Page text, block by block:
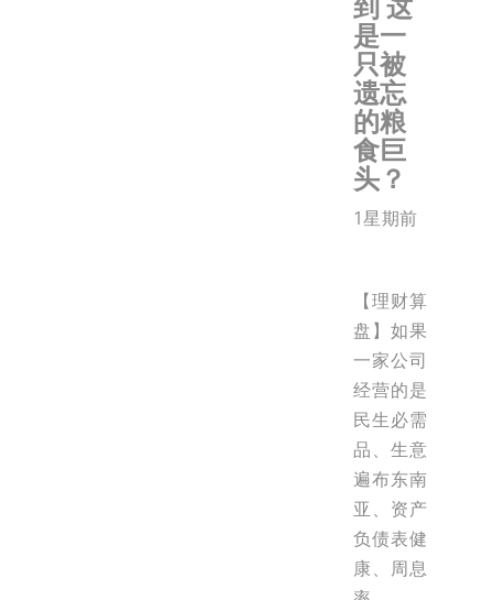
是一
只被
遗忘
的粮
食巨
头？
1星期前
【理财算
盘】如果
一家公司
经营的是
民生必需
品、生意
遍布东南
亚、资产
负债表健
康、周息